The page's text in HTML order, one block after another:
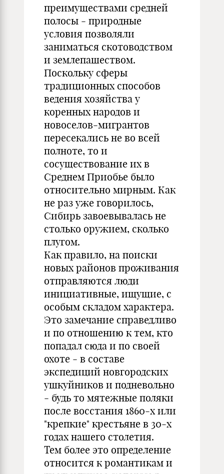
преимуществами средней
полосы - природные
условия позволяли
заниматься скотоводством
и землепашеством.
Поскольку сферы
традиционных способов
ведения хозяйства у
коренных народов и
новоселов-мигрантов
пересекались не во всей
полноте, то и
сосуществование их в
Среднем Приобье было
относительно мирным. Как
не раз уже говорилось,
Сибирь завоевывалась не
столько оружием, сколько
плугом.
Как правило, на поиски
новых районов проживания
отправляются люди
инициативные, ищущие, с
особым складом характера.
Это замечание справедливо
и по отношению к тем, кто
попадал сюда и по своей
охоте - в составе
экспедиций новгородских
ушкуйников и подневольно
- будь то мятежные поляки
после восстания 1860-х или
"крепкие" крестьяне в 30-х
годах нашего столетия.
Тем более это определение
относится к романтикам и